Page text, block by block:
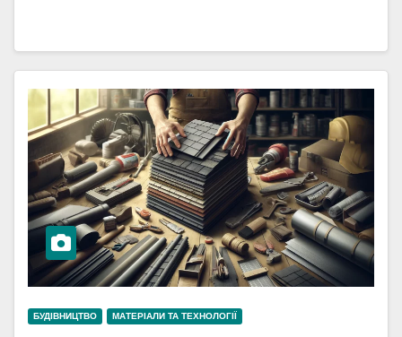
БУДІВНИЦТВО МАТЕРІАЛИ ТА ТЕХНОЛОГІЇ